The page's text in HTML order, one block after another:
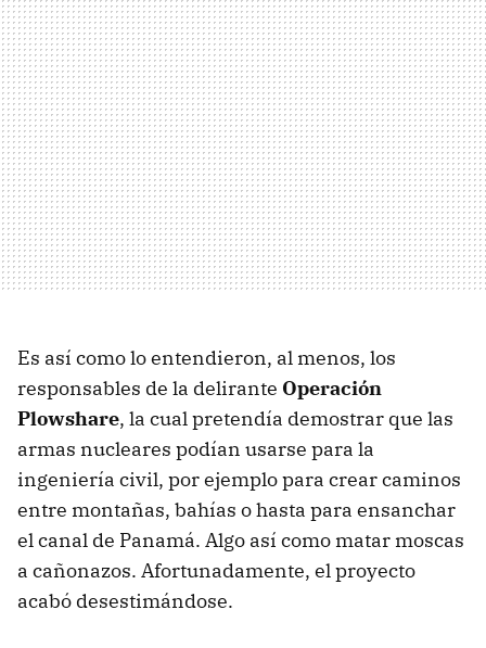
Es así como lo entendieron, al menos, los
responsables de la delirante Operación
Plowshare, la cual pretendía demostrar que las
armas nucleares podían usarse para la
ingeniería civil, por ejemplo para crear caminos
entre montañas, bahías o hasta para ensanchar
el canal de Panamá. Algo así como matar moscas
a cañonazos. Afortunadamente, el proyecto
acabó desestimándose.